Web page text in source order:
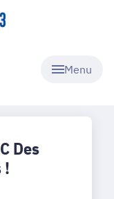
Menu
Des
!